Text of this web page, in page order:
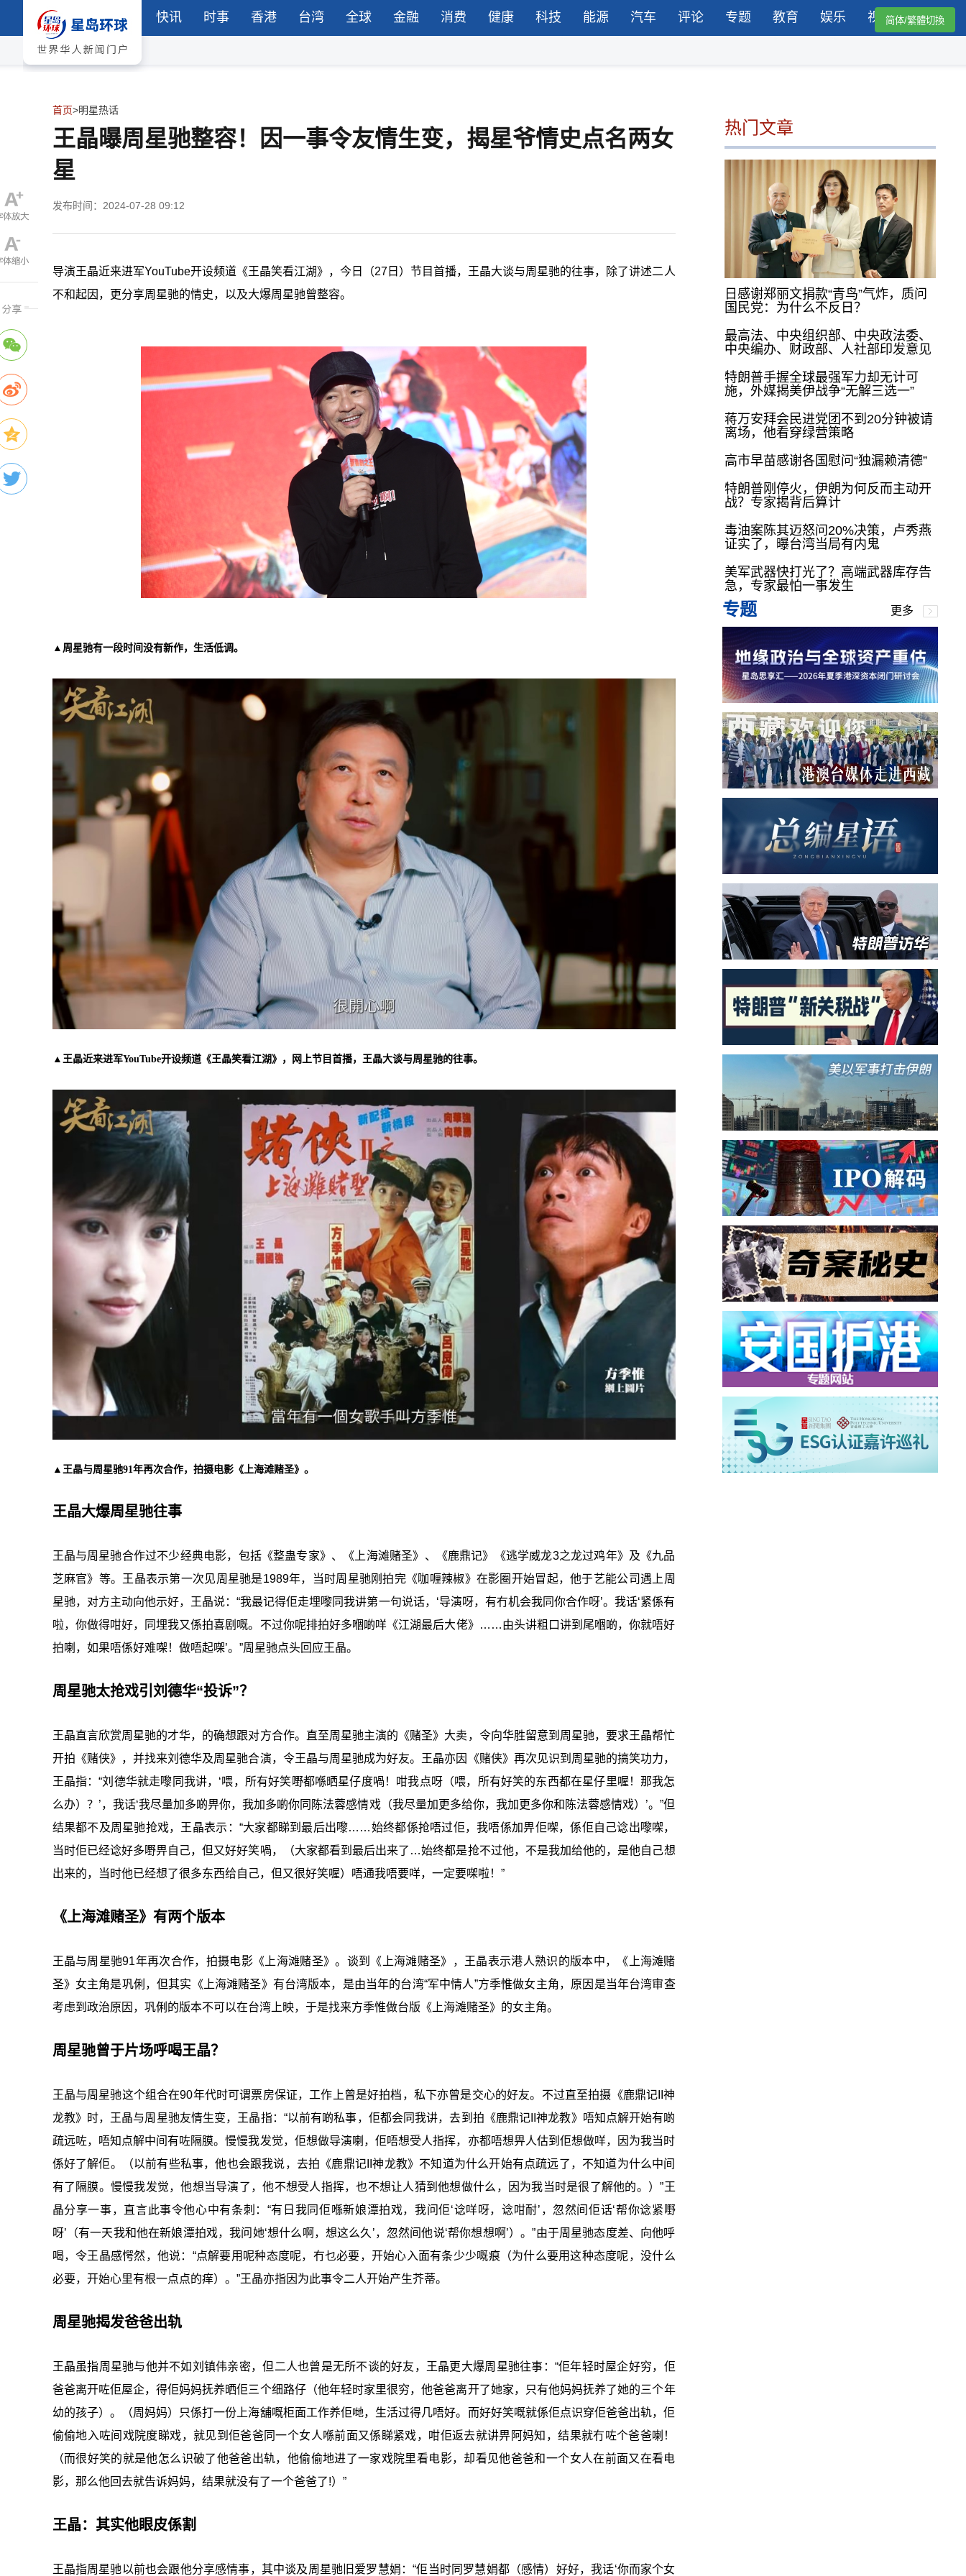
快讯 时事 香港 台湾 全球 金融 消费 健康 科技 能源 汽车 评论 专题 教育 娱乐 视频简体/繁體切換
首页>明星热话
王晶曝周星驰整容！因一事令友情生变，揭星爷情史点名两女
星
发布时间：2024-07-28 09:12
导演王晶近来进军YouTube开设频道《王晶笑看江湖》，今日（27日）节目首播，王晶大谈与周星驰的往事，除了讲述二人
不和起因，更分享周星驰的情史，以及大爆周星驰曾整容。
▲周星驰有一段时间没有新作，生活低调。
▲王晶近来进军YouTube开设频道《王晶笑看江湖》，网上节目首播，王晶大谈与周星驰的往事。
▲王晶与周星驰91年再次合作，拍摄电影《上海滩赌圣》。
王晶大爆周星驰往事
王晶与周星驰合作过不少经典电影，包括《整蛊专家》、《上海滩赌圣》、《鹿鼎记》《逃学威龙3之龙过鸡年》及《九品
芝麻官》等。王晶表示第一次见周星驰是1989年，当时周星驰刚拍完《咖喱辣椒》在影圈开始冒起，他于艺能公司遇上周
星驰，对方主动向他示好，王晶说：“我最记得佢走埋嚟同我讲第一句说话，‘导演呀，有冇机会我同你合作呀’。我话‘紧係有
啦，你做得咁好，同埋我又係拍喜剧嘅。不过你呢排拍好多嗰啲咩《江湖最后大佬》……由头讲粗口讲到尾嗰啲，你就唔好
拍喇，如果唔係好难㗎！做唔起㗎’。”周星驰点头回应王晶。
周星驰太抢戏引刘德华“投诉”？
王晶直言欣赏周星驰的才华，的确想跟对方合作。直至周星驰主演的《赌圣》大卖，令向华胜留意到周星驰，要求王晶帮忙
开拍《赌侠》，并找来刘德华及周星驰合演，令王晶与周星驰成为好友。王晶亦因《赌侠》再次见识到周星驰的搞笑功力，
王晶指：“刘德华就走嚟同我讲，‘喂，所有好笑嘢都喺晒星仔度喎！咁我点呀（喂，所有好笑的东西都在星仔里喔！那我怎
么办）？’，我话‘我尽量加多啲畀你，我加多啲你同陈法蓉感情戏（我尽量加更多给你，我加更多你和陈法蓉感情戏）’。”但
结果都不及周星驰抢戏，王晶表示：“大家都睇到最后出嚟……始终都係抢唔过佢，我唔係加畀佢㗎，係佢自己谂出嚟㗎，
当时佢已经谂好多嘢畀自己，但又好好笑喎，（大家都看到最后出来了…始终都是抢不过他， 不是我加给他的，是他自己想
出来的，当时他已经想了很多东西给自己，但又很好笑喔）唔通我唔要咩，一定要㗎啦！”
《上海滩赌圣》有两个版本
王晶与周星驰91年再次合作，拍摄电影《上海滩赌圣》。谈到《上海滩赌圣》，王晶表示港人熟识的版本中，《上海滩赌
圣》女主角是巩俐，但其实《上海滩赌圣》有台湾版本，是由当年的台湾“军中情人”方季惟做女主角，原因是当年台湾审查
考虑到政治原因，巩俐的版本不可以在台湾上映，于是找来方季惟做台版《上海滩赌圣》的女主角。
周星驰曾于片场呼喝王晶？
王晶与周星驰这个组合在90年代时可谓票房保证，工作上曾是好拍档，私下亦曾是交心的好友。不过直至拍摄《鹿鼎记II神
龙教》时，王晶与周星驰友情生变，王晶指：“以前有啲私事，佢都会同我讲，去到拍《鹿鼎记II神龙教》唔知点解开始有啲
疏远咗，唔知点解中间有咗隔膜。慢慢我发觉，佢想做导演喇，佢唔想受人指挥，亦都唔想畀人估到佢想做咩，因为我当时
係好了解佢。（以前有些私事，他也会跟我说，去拍《鹿鼎记II神龙教》不知道为什么开始有点疏远了，不知道为什么中间
有了隔膜。慢慢我发觉，他想当导演了，他不想受人指挥，也不想让人猜到他想做什么，因为我当时是很了解他的。）”王
晶分享一事，直言此事令他心中有条刺：“有日我同佢喺新娘潭拍戏，我问佢‘谂咩呀，谂咁耐’，忽然间佢话‘帮你谂紧嘢
呀’（有一天我和他在新娘潭拍戏，我问她‘想什么啊，想这么久’，忽然间他说‘帮你想想啊’）。”由于周星驰态度差、向他呼
喝，令王晶感愕然，他说：“点解要用呢种态度呢，冇乜必要，开始心入面有条少少嘅痕（为什么要用这种态度呢，没什么
必要，开始心里有根一点点的痒）。”王晶亦指因为此事令二人开始产生芥蒂。
周星驰揭发爸爸出轨
王晶虽指周星驰与他并不如刘镇伟亲密，但二人也曾是无所不谈的好友，王晶更大爆周星驰往事：“佢年轻时屋企好穷，佢
爸爸离开咗佢屋企，得佢妈妈抚养晒佢三个细路仔（他年轻时家里很穷，他爸爸离开了她家，只有他妈妈抚养了她的三个年
幼的孩子）。（周妈妈）只係打一份上海舖嘅柜面工作养佢哋，生活过得几唔好。而好好笑嘅就係佢点识穿佢爸爸出轨，佢
偷偷地入咗间戏院度睇戏，就见到佢爸爸同一个女人喺前面又係睇紧戏，咁佢返去就讲畀阿妈知，结果就冇咗个爸爸喇！
（而很好笑的就是他怎么识破了他爸爸出轨，他偷偷地进了一家戏院里看电影，却看见他爸爸和一个女人在前面又在看电
影，那么他回去就告诉妈妈，结果就没有了一个爸爸了!）”
王晶：其实他眼皮係割
王晶指周星驰以前也会跟他分享感情事，其中谈及周星驰旧爱罗慧娟：“佢当时同罗慧娟都（感情）好好，我话‘你而家个女
热门文章
日感谢郑丽文捐款“青鸟”气炸，质问
国民党：为什么不反日？
最高法、中央组织部、中央政法委、
中央编办、财政部、人社部印发意见
特朗普手握全球最强军力却无计可
施，外媒揭美伊战争“无解三选一”
蒋万安拜会民进党团不到20分钟被请
离场，他看穿绿营策略
高市早苗感谢各国慰问“独漏赖清德”
特朗普刚停火，伊朗为何反而主动开
战？专家揭背后算计
毒油案陈其迈怒问20%决策，卢秀燕
证实了，曝台湾当局有内鬼
美军武器快打光了？高端武器库存告
急，专家最怕一事发生
专题 更多